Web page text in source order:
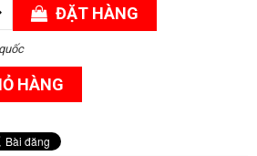
ĐẶT HÀNG
HÀNG